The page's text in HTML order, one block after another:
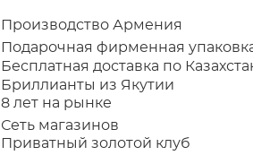
Производство Армения
Подарочная фирменная
Бесплатная доставка по
Бриллианты из Якутии
8 лет на рынке
Сеть магазинов
Приватный золотой клуб